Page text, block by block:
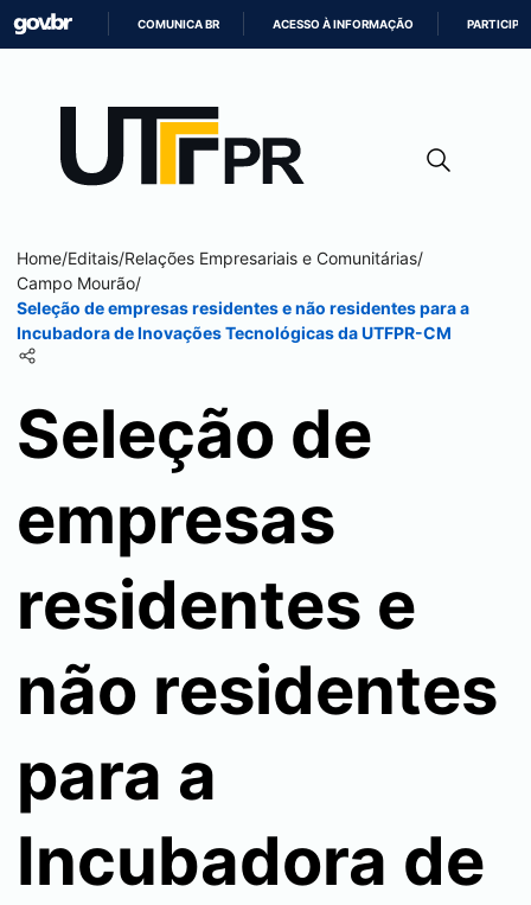
CONTEÚDO
COMUNICA BR ACESSO À INFORMAÇÃO PARTICIPE
Home/Editais/Relações Empresariais e Comunitárias/
Campo Mourão/
Seleção de empresas residentes e não residentes para a
Incubadora de Inovações Tecnológicas da UTFPR-CM
Seleção de
empresas
residentes e
não residentes
para a
Incubadora de